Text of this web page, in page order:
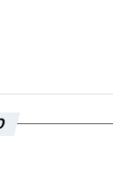
NEWS